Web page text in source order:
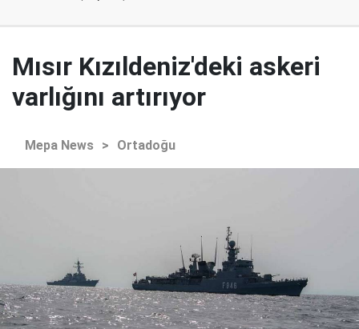
Mısır Kızıldeniz'deki askeri
varlığını artırıyor
Mepa News > Ortadoğu